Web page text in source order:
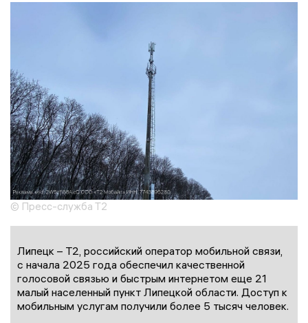
© Пресс-служба Т2
Липецк – T2, российский оператор мобильной связи,
с начала 2025 года обеспечил качественной
голосовой связью и быстрым интернетом еще 21
малый населенный пункт Липецкой области. Доступ к
мобильным услугам получили более 5 тысяч человек.